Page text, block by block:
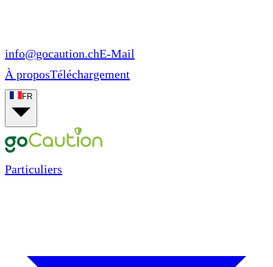
info@gocaution.chE-Mail
À proposTéléchargement
FR
Particuliers